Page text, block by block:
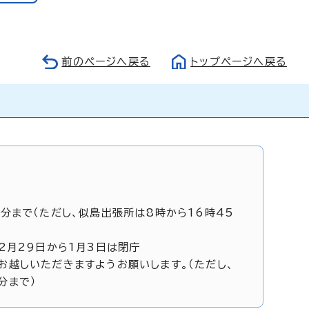
前のページへ戻る トップページへ戻る
で（ただし、似島出張所は8時から16時45
月29日から1月3日は閉庁
しいただきますようお願いします。（ただし、
で）